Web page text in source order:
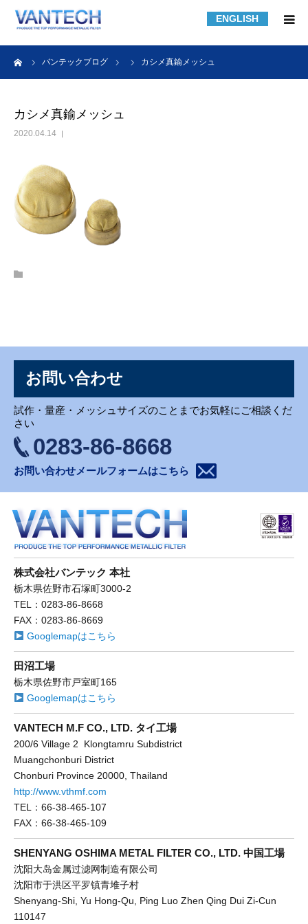
ENGLISH
バンテックブログ カシメ真鍮メッシュ
カシメ真鍮メッシュ
2020.04.14
お問い合わせ
試作・量産・メッシュサイズのことまでお気軽にご相談くだ
さい
0283-86-8668
お問い合わせメールフォームはこちら
株式会社バンテック 本社
栃木県佐野市石塚町3000-2
TEL：0283-86-8668
FAX：0283-86-8669
Googlemapはこちら
田沼工場
栃木県佐野市戸室町165
Googlemapはこちら
VANTECH M.F CO., LTD. タイ工場
200/6 Village 2 Klongtamru Subdistrict
Muangchonburi District
Chonburi Province 20000, Thailand
http://www.vthmf.com
TEL：66-38-465-107
FAX：66-38-465-109
SHENYANG OSHIMA METAL FILTER CO., LTD. 中国工場
沈阳大岛金属过滤网制造有限公司
沈阳市于洪区平罗镇青堆子村
Shenyang-Shi, Yu Hong-Qu, Ping Luo Zhen Qing Dui Zi-Cun
110147
HOME
フィルターの知識
フィルターの製作事例
課題解決事例